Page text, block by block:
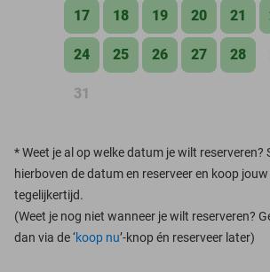
17 18 19 20 21
24 25 26 27 28
31
*Weet je al op welke datum je wilt reserveren?
hierboven de datum en reserveer en koop jouw
tegelijkertijd.
(Weet je nog niet wanneer je wilt reserveren?
dan via de ‘koop nu’-knop én reserveer later)